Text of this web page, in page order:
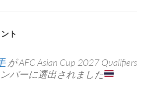
ト
が AFC Asian Cup 2027 Qualifiers
バーに選出されました